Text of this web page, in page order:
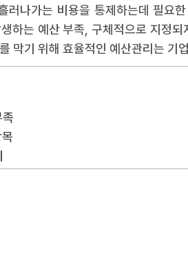
러나가는 비용을 통제하는데 필요
하는 예산 부족, 구체적으로 지정
막기 위해 효율적인 예산관리는 기